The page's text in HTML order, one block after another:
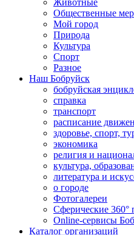
Животные
Общественные
Мой город
Природа
Культура
Спорт
Разное
Наш Бобруйск
бобруйская
справка
транспорт
расписание
здоровье, спорт,
экономика
религия и
культура,
литература и
о городе
Фотогалереи
Сферические 360°
Online-сервисы
Каталог организаций